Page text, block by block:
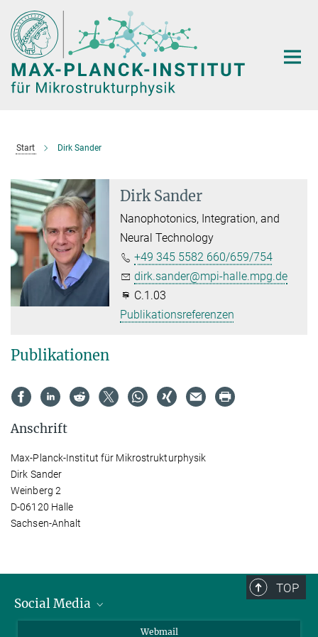
Hauptinhalt
Start Dirk Sander
Dirk Sander
Nanophotonics, Integration, and
Neural Technology
+49 345 5582 660/659/754
dirk.sander@mpi-halle.mpg.de
C.1.03
Publikationsreferenzen
Publikationen
Anschrift
Max-Planck-Institut für Mikrostrukturphysik
Dirk Sander
Weinberg 2
D-06120 Halle
Sachsen-Anhalt
TOP
Social Media
Webmail